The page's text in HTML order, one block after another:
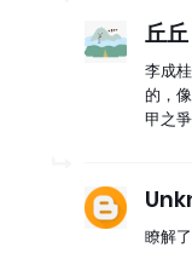
丘
李成
的，
甲之爭
瞭解